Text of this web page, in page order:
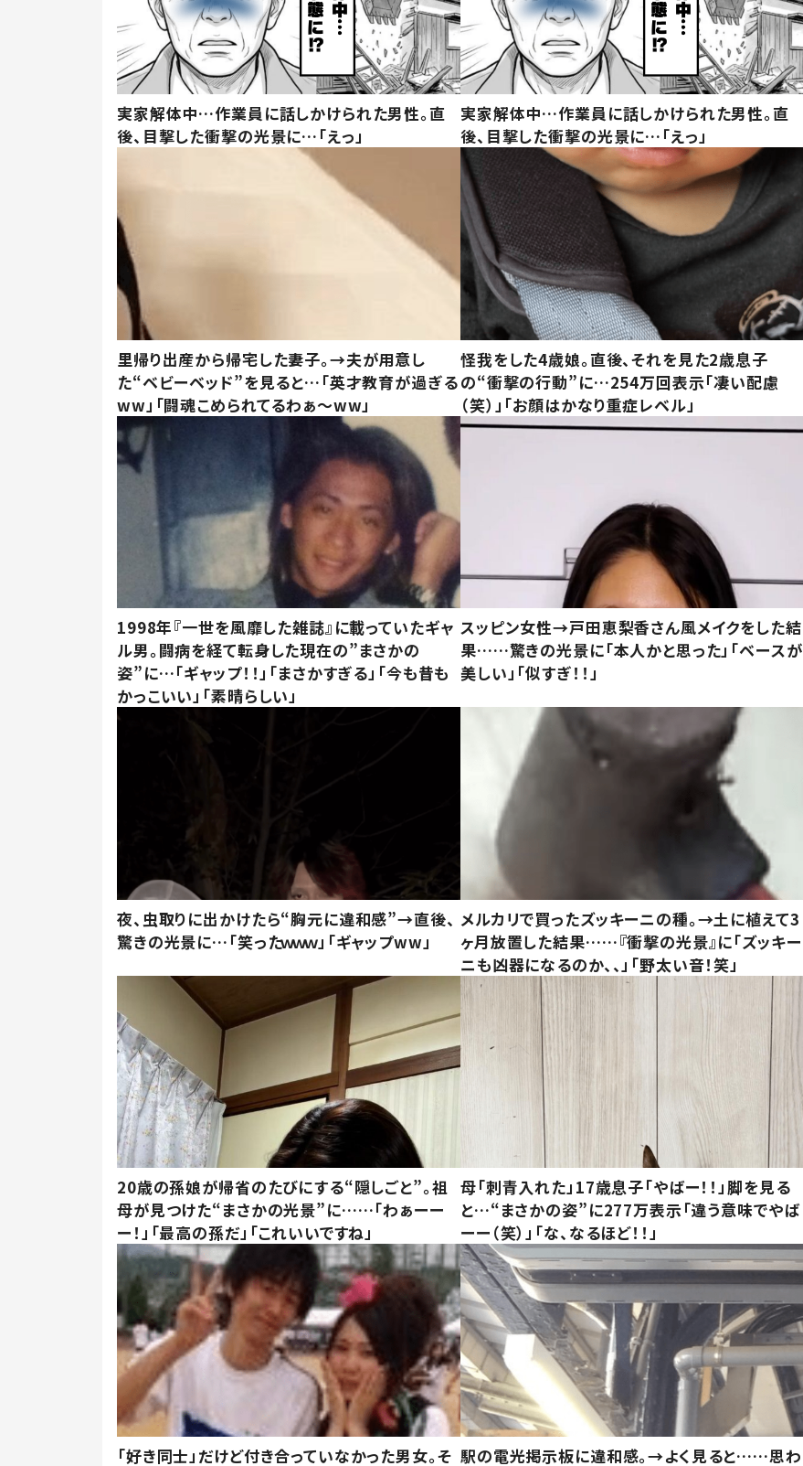
実家解体中…作業員に話しかけられた男性。直
後、目撃した衝撃の光景に…「えっ」
実家解体中…作業員に話しかけられた男性。直
後、目撃した衝撃の光景に…「えっ」
里帰り出産から帰宅した妻子。→夫が用意し
た“ベビーベッド”を見ると…「英才教育が過ぎる
ww」「闘魂こめられてるわぁ～ww」
怪我をした4歳娘。直後、それを見た2歳息子
の“衝撃の行動”に…254万回表示「凄い配慮
（笑）」「お顔はかなり重症レベル」
1998年『一世を風靡した雑誌』に載っていたギャ
ル男。闘病を経て転身した現在の”まさかの
姿”に…「ギャップ！！」「まさかすぎる」「今も昔も
かっこいい」「素晴らしい」
スッピン女性→戸田恵梨香さん風メイクをした結
果……驚きの光景に「本人かと思った」「ベースが
美しい」「似すぎ！！」
夜、虫取りに出かけたら“胸元に違和感”→直後、
驚きの光景に…「笑ったｗｗｗ」「ギャップww」
メルカリで買ったズッキーニの種。→土に植えて3
ヶ月放置した結果……『衝撃の光景』に「ズッキー
ニも凶器になるのか、、」「野太い音！笑」
20歳の孫娘が帰省のたびにする“隠しごと”。祖
母が見つけた“まさかの光景”に……「わぁーー
ー！」「最高の孫だ」「これいいですね」
母「刺青入れた」17歳息子「やばー！！」脚を見る
と…“まさかの姿”に277万表示「違う意味でやば
ーー（笑）」「な、なるほど！！」
「好き同士」だけど付き合っていなかった男女。そ 駅の電光掲示板に違和感。→よく見ると……思わ